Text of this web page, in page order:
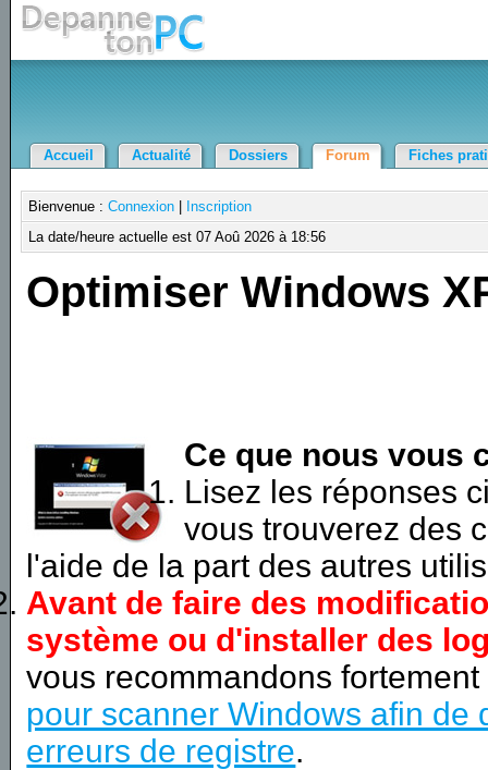
Accueil Actualité Dossiers Forum Fiches
Bienvenue :Connexion
Inscription
La date/heure actuelle est 07 Aoû 2026 à 18:56
Optimiser Windows
Ce que nous vous
Lisez les réponses
vous trouverez des
l'aide de la part des autres
Avant de faire des
système ou d'installer des
vous recommandons
pour scanner Windows afin de
erreurs de registre.